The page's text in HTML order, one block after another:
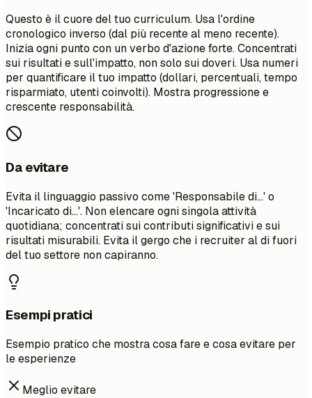
Questo è il cuore del tuo curriculum. Usa l'ordine
cronologico inverso (dal più recente al meno recente).
Inizia ogni punto con un verbo d'azione forte. Concentrati
sui risultati e sull'impatto, non solo sui doveri. Usa numeri
per quantificare il tuo impatto (dollari, percentuali, tempo
risparmiato, utenti coinvolti). Mostra progressione e
crescente responsabilità.
Da evitare
Evita il linguaggio passivo come 'Responsabile di...' o
'Incaricato di...'. Non elencare ogni singola attività
quotidiana; concentrati sui contributi significativi e sui
risultati misurabili. Evita il gergo che i recruiter al di fuori
del tuo settore non capiranno.
Esempi pratici
Esempio pratico che mostra cosa fare e cosa evitare per
le esperienze
Meglio evitare